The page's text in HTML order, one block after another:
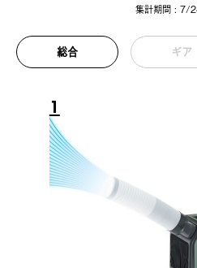
集計期間 : 7/
総合 ギア
1